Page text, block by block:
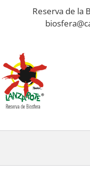
Reserva de la